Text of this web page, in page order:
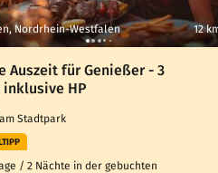
Nordrhein-Westfalen 12
Auszeit für Genießer - 3
inklusive HP
Stadtpark
/ 2 Nächte in der gebuchten